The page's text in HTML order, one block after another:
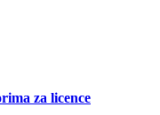
za licence